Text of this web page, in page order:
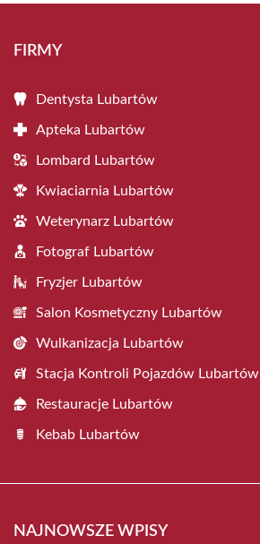
FIRMY
Dentysta Lubartów
Apteka Lubartów
Lombard Lubartów
Kwiaciarnia Lubartów
Weterynarz Lubartów
Fotograf Lubartów
Fryzjer Lubartów
Salon Kosmetyczny Lubartów
Wulkanizacja Lubartów
Stacja Kontroli Pojazdów Lubartów
Restauracje Lubartów
Kebab Lubartów
NAJNOWSZE WPISY